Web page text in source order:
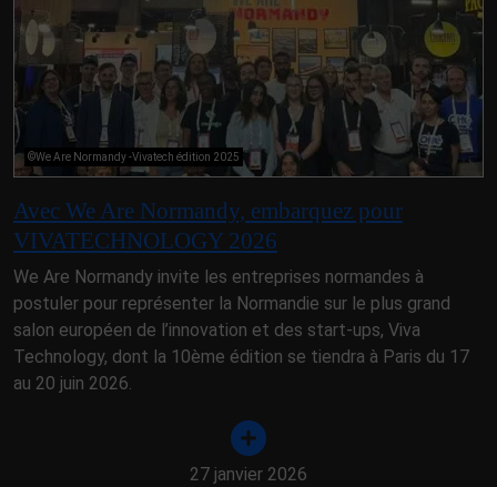
©We Are Normandy -Vivatech édition 2025
Avec We Are Normandy, embarquez pour
VIVATECHNOLOGY 2026
We Are Normandy invite les entreprises normandes à
postuler pour représenter la Normandie sur le plus grand
salon européen de l’innovation et des start-ups, Viva
Technology, dont la 10ème édition se tiendra à Paris du 17
au 20 juin 2026.
27 janvier 2026